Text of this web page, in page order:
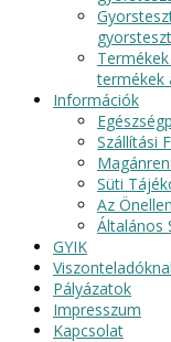
termékek
Információk
Szállítási
Süti
Az
Általános
GYIK
Pályázatok
Impresszum
Kapcsolat